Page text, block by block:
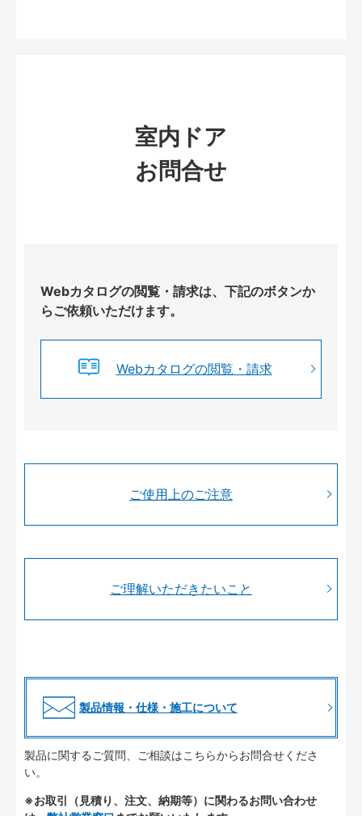
室内ドア
お問合せ
Webカタログの閲覧・請求は、下記のボタンか
らご依頼いただけます。
Webカタログの閲覧・請求
ご使用上のご注意
ご理解いただきたいこと
製品情報・仕様・施工について
製品に関するご質問、ご相談はこちらからお問合せくださ
い。
※お取引（見積り、注文、納期等）に関わるお問い合わせ